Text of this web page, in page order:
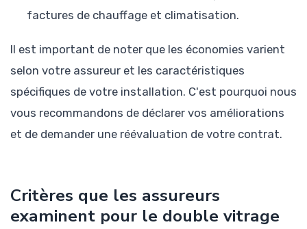
factures de chauffage et climatisation.
Il est important de noter que les économies varient
selon votre assureur et les caractéristiques
spécifiques de votre installation. C'est pourquoi nous
vous recommandons de déclarer vos améliorations
et de demander une réévaluation de votre contrat.
Critères que les assureurs
examinent pour le double vitrage